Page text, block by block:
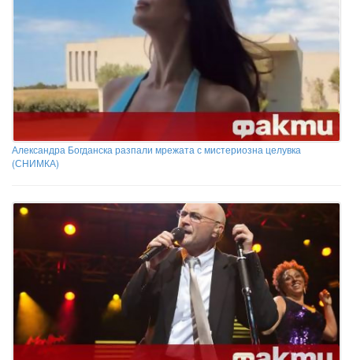
Александра Богданска разпали мрежата с мистериозна целувка
(СНИМКА)